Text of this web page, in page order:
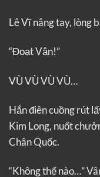
Lê Vĩ nâng tay, lòng
“Đoạt Vận!”
VÙ VÙ VÙ VÙ…
Hắn điên cuồng rút
Kim Long, nuốt
Chân Quốc.
“Không thể nào…”